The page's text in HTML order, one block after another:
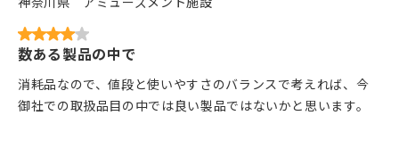
数ある製品の中で
消耗品なので、値段と使いやすさのバランスで考えれば、今
御社での取扱品目の中では良い製品ではないかと思います。